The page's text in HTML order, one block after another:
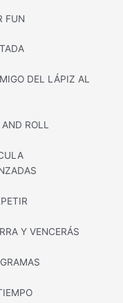
FUN
DEL LÁPIZ AL
ROLL
Y VENCERÁS